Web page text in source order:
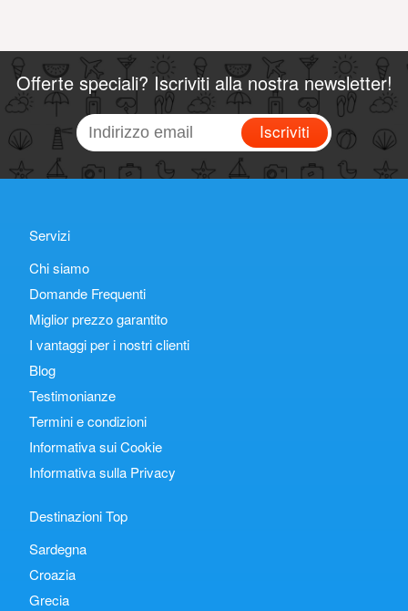
Offerte speciali? Iscriviti alla nostra newsletter!
Iscriviti
Servizi
Chi siamo
Domande Frequenti
Miglior prezzo garantito
I vantaggi per i nostri clienti
Blog
Testimonianze
Termini e condizioni
Informativa sui Cookie
Informativa sulla Privacy
Destinazioni Top
Sardegna
Croazia
Grecia